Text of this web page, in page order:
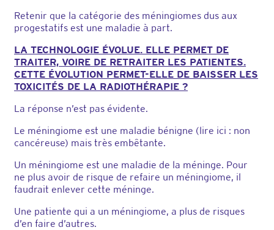
Retenir que la catégorie des méningiomes dus aux
progestatifs est une maladie à part.
LA TECHNOLOGIE ÉVOLUE. ELLE PERMET DE
TRAITER, VOIRE DE RETRAITER LES PATIENTES.
CETTE ÉVOLUTION PERMET-ELLE DE BAISSER LES
TOXICITÉS DE LA RADIOTHÉRAPIE ?
La réponse n’est pas évidente.
Le méningiome est une maladie bénigne (lire ici : non
cancéreuse) mais très embêtante.
Un méningiome est une maladie de la méninge. Pour
ne plus avoir de risque de refaire un méningiome, il
faudrait enlever cette méninge.
Une patiente qui a un méningiome, a plus de risques
d’en faire d’autres.